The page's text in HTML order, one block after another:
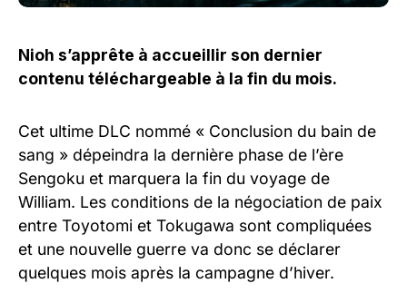
Nioh s’apprête à accueillir son dernier
contenu téléchargeable à la fin du mois.
Cet ultime DLC nommé « Conclusion du bain de
sang » dépeindra la dernière phase de l’ère
Sengoku et marquera la fin du voyage de
William. Les conditions de la négociation de paix
entre Toyotomi et Tokugawa sont compliquées
et une nouvelle guerre va donc se déclarer
quelques mois après la campagne d’hiver.